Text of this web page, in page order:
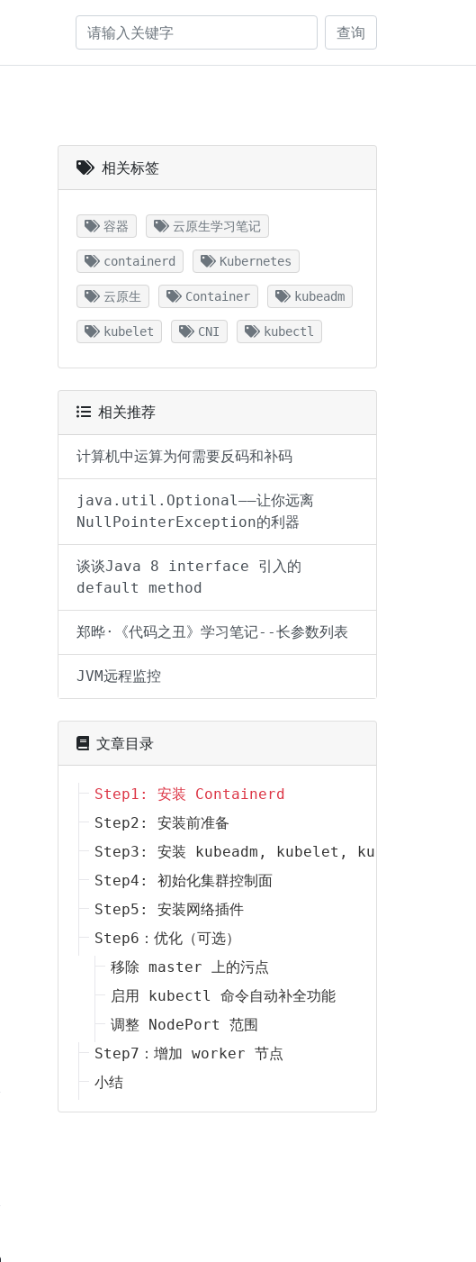
查询
相关标签
容器 云原生学习笔记
containerd Kubernetes
云原生 Container kubeadm
kubelet CNI kubectl
相关推荐
计算机中运算为何需要反码和补码
java.util.Optional——让你远离
NullPointerException的利器
谈谈Java 8 interface 引入的
default method
郑晔·《代码之丑》学习笔记--长参数列表
JVM远程监控
文章目录
Step1: 安装 Containerd
Step2: 安装前准备
Step3: 安装 kubeadm, kubelet, kubectl
Step4: 初始化集群控制面
Step5: 安装网络插件
Step6：优化（可选）
移除 master 上的污点
启用 kubectl 命令自动补全功能
调整 NodePort 范围
Step7：增加 worker 节点
小结